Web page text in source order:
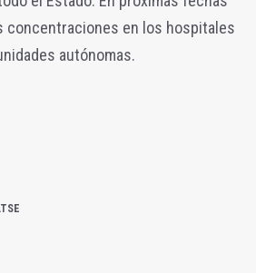
concentraciones en los hospitales
autónomas.